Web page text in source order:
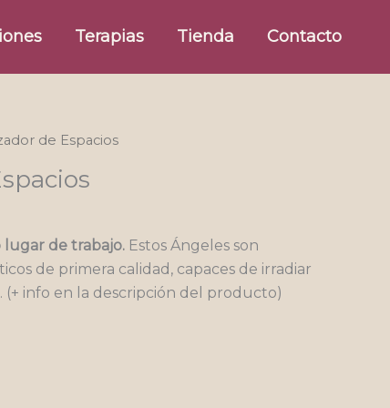
Terapias Tienda Contacto
de Espacios
lugar de trabajo. Estos Ángeles son
de primera calidad, capaces de irradiar
(+ info en la descripción del producto)